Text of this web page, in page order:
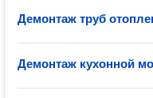
Демонтаж труб
Демонтаж кухонной